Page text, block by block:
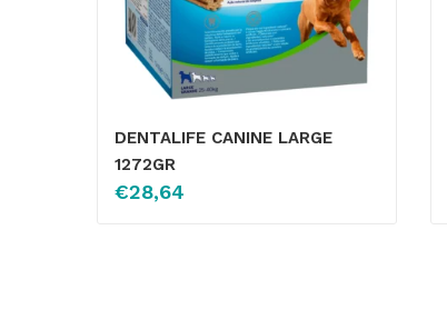
DENTALIFE CANINE LARGE
1272GR
€28,64